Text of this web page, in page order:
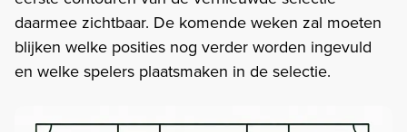
daarmee zichtbaar. De komende weken zal moeten
blijken welke posities nog verder worden ingevuld
en welke spelers plaatsmaken in de selectie.